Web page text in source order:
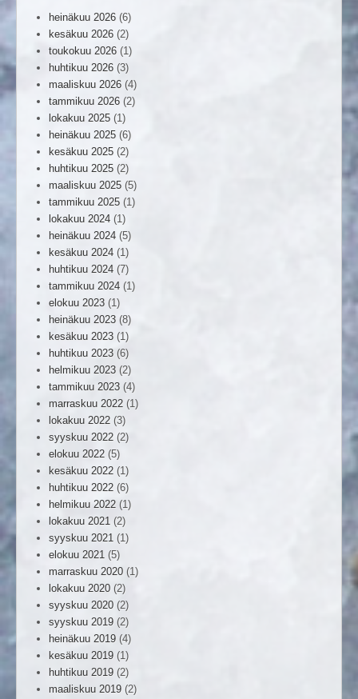
heinäkuu 2026 (6)
kesäkuu 2026 (2)
toukokuu 2026 (1)
huhtikuu 2026 (3)
maaliskuu 2026 (4)
tammikuu 2026 (2)
lokakuu 2025 (1)
heinäkuu 2025 (6)
kesäkuu 2025 (2)
huhtikuu 2025 (2)
maaliskuu 2025 (5)
tammikuu 2025 (1)
lokakuu 2024 (1)
heinäkuu 2024 (5)
kesäkuu 2024 (1)
huhtikuu 2024 (7)
tammikuu 2024 (1)
elokuu 2023 (1)
heinäkuu 2023 (8)
kesäkuu 2023 (1)
huhtikuu 2023 (6)
helmikuu 2023 (2)
tammikuu 2023 (4)
marraskuu 2022 (1)
lokakuu 2022 (3)
syyskuu 2022 (2)
elokuu 2022 (5)
kesäkuu 2022 (1)
huhtikuu 2022 (6)
helmikuu 2022 (1)
lokakuu 2021 (2)
syyskuu 2021 (1)
elokuu 2021 (5)
marraskuu 2020 (1)
lokakuu 2020 (2)
syyskuu 2020 (2)
syyskuu 2019 (2)
heinäkuu 2019 (4)
kesäkuu 2019 (1)
huhtikuu 2019 (2)
maaliskuu 2019 (2)